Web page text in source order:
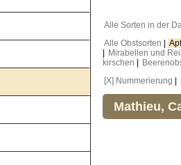
Alle Sorten in der
Alle Obstsorten
Mirabellen und
kirschen
[X] Nummerierung
Mathieu,